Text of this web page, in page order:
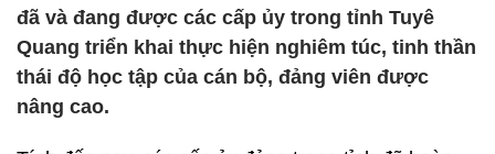
đã và đang được các cấp ủy trong tỉnh Tuyê
Quang triển khai thực hiện nghiêm túc, tinh thần
thái độ học tập của cán bộ, đảng viên được
nâng cao.